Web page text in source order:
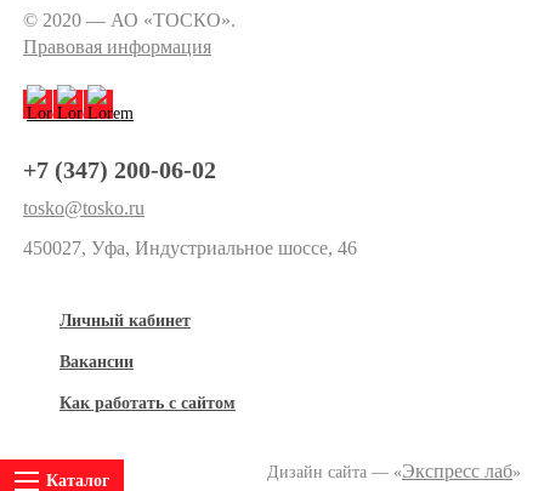
© 2020 — АО «ТОСКО».
Правовая информация
+7 (347) 200-06-02
tosko@tosko.ru
450027, Уфа, Индустриальное шоссе, 46
Личный кабинет
Вакансии
Как работать с сайтом
Дизайн сайта — «Экспресс лаб»
Каталог